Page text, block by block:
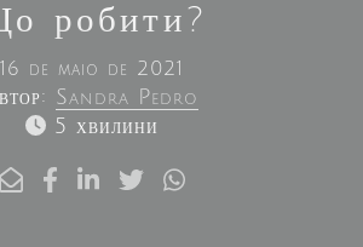
робити?
16 de maio de 2021
Sandra Pedro
5 хвилини